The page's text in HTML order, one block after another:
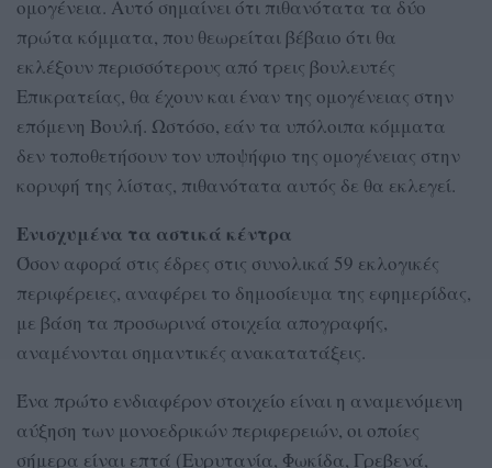
ομογένεια. Αυτό σημαίνει ότι πιθανότατα τα δύο
πρώτα κόμματα, που θεωρείται βέβαιο ότι θα
εκλέξουν περισσότερους από τρεις βουλευτές
Επικρατείας, θα έχουν και έναν της ομογένειας στην
επόμενη Βουλή. Ωστόσο, εάν τα υπόλοιπα κόμματα
δεν τοποθετήσουν τον υποψήφιο της ομογένειας στην
κορυφή της λίστας, πιθανότατα αυτός δε θα εκλεγεί.
Ενισχυμένα τα αστικά κέντρα
Όσον αφορά στις έδρες στις συνολικά 59 εκλογικές
περιφέρειες, αναφέρει το δημοσίευμα της εφημερίδας,
με βάση τα προσωρινά στοιχεία απογραφής,
αναμένονται σημαντικές ανακατατάξεις.
Ένα πρώτο ενδιαφέρον στοιχείο είναι η αναμενόμενη
αύξηση των μονοεδρικών περιφερειών, οι οποίες
σήμερα είναι επτά (Ευρυτανία, Φωκίδα, Γρεβενά,